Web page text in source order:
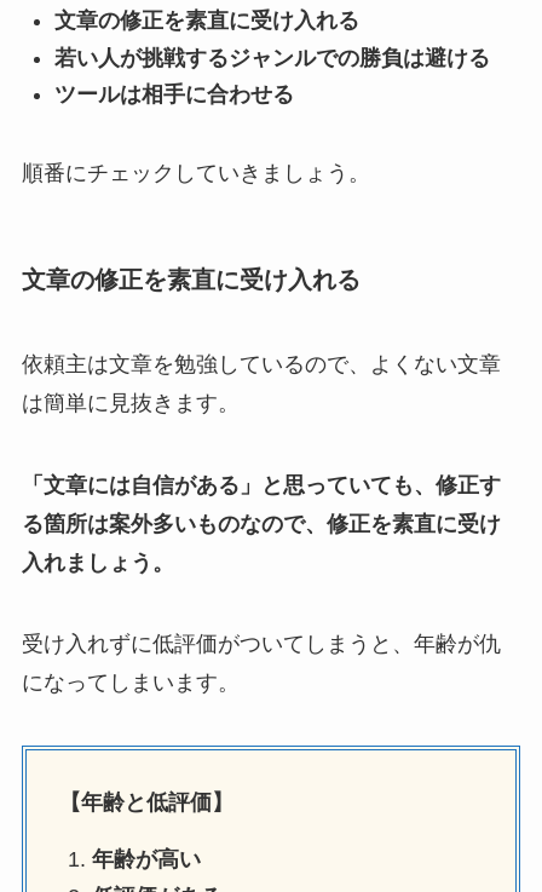
文章の修正を素直に受け入れる
若い人が挑戦するジャンルでの勝負は避ける
ツールは相手に合わせる
順番にチェックしていきましょう。
文章の修正を素直に受け入れる
依頼主は文章を勉強しているので、よくない文章
は簡単に見抜きます。
「文章には自信がある」と思っていても、修正す
る箇所は案外多いものなので、修正を素直に受け
入れましょう。
受け入れずに低評価がついてしまうと、年齢が仇
になってしまいます。
【年齢と低評価】
年齢が高い